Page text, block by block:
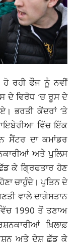
ਰਹੀ ਫੌਜ ਨੂੰ ਨਵੀਂ
ਦੇ ਵਿਰੋਧ ‘ਚ ਰੂਸ ਦੇ
ਭਰਤੀ ਕੇਂਦਰਾਂ ‘ਤੇ
ਵਿੱਚ ਇੱਕ
ਸੈਂਟਰ ਦਾ ਕਮਾਂਡਰ
ਅਤੇ ਪੁਲਿਸ
ਕੇ ਗ੍ਰਿਫਤਾਰ ਹੋਣ
ਚਾਹੁੰਦੇ। ਪੁਤਿਨ ਦੇ
ਵਾਲੇ ਦਾਗੇਸਤਾਨ
1990 ਤੋਂ ਤਣਾਅ
ਖ਼ਿਲਾਫ਼
ਅਤੇ ਦੇਸ਼ ਛੱਡ ਕੇ